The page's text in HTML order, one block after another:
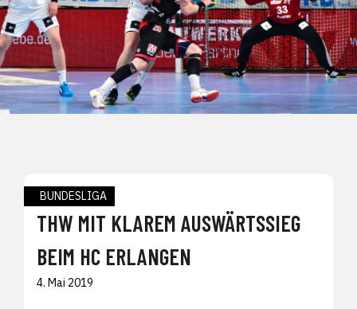
BUNDESLIGA
THW MIT KLAREM AUSWÄRTSSIEG
BEIM HC ERLANGEN
4. Mai 2019